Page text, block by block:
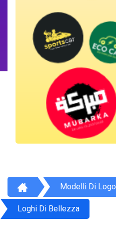
Modelli Di Logo
Loghi Di Bellezza